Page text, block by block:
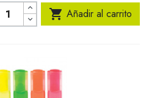
 Añadir al carrito